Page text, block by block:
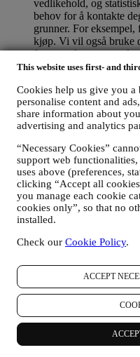
This website uses first- and
Cookies help us give you a
personalise content and
share information about
advertising and analytics
“Necessary Cookies”
support web
uses above (preferences,
clicking “Accept all
you manage each cookie
cookies only”, so that no
installed.
Check our Cookie Policy.
ACCEPT
vedlikehold, og
behov for å kontakte
grunner. For eksempel,
kjøp. Vi vil også bruke
forespørsler som
andre kanaler. Denne
FOR Å
TILBUD PÅ LE
Dersom du har
på nyhetsbrevet vårt
vil vi sende deg
initiativer knyttet til Le
konsernet
av dine preferanser. Vi
tekstmeldinger eller via
automatiserte metoder.
Creusets produkter
organisert av Le
ut eller skreddersydd
deg, slik som hvor du
preferanser for våre
dine for å forstå dine
oss å tilpasse vår
mer relevant og
brukes til andre formål.